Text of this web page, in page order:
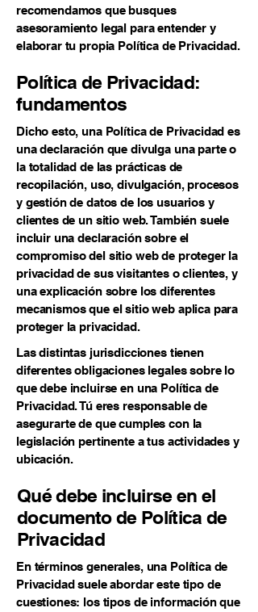
recomendamos que busques
asesoramiento legal para entender y
elaborar tu propia Política de Privacidad.
Política de Privacidad:
fundamentos
Dicho esto, una Política de Privacidad es
una declaración que divulga una parte o
la totalidad de las prácticas de
recopilación, uso, divulgación, procesos
y gestión de datos de los usuarios y
clientes de un sitio web. También suele
incluir una declaración sobre el
compromiso del sitio web de proteger la
privacidad de sus visitantes o clientes, y
una explicación sobre los diferentes
mecanismos que el sitio web aplica para
proteger la privacidad.
Las distintas jurisdicciones tienen
diferentes obligaciones legales sobre lo
que debe incluirse en una Política de
Privacidad. Tú eres responsable de
asegurarte de que cumples con la
legislación pertinente a tus actividades y
ubicación.
Qué debe incluirse en el
documento de Política de
Privacidad
En términos generales, una Política de
Privacidad suele abordar este tipo de
cuestiones: los tipos de información que